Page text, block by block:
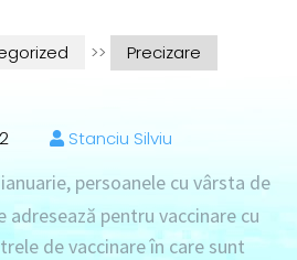
>> Precizare
Stanciu Silviu
persoanele cu vârsta de
adresează pentru vaccinare cu
de vaccinare în care sunt